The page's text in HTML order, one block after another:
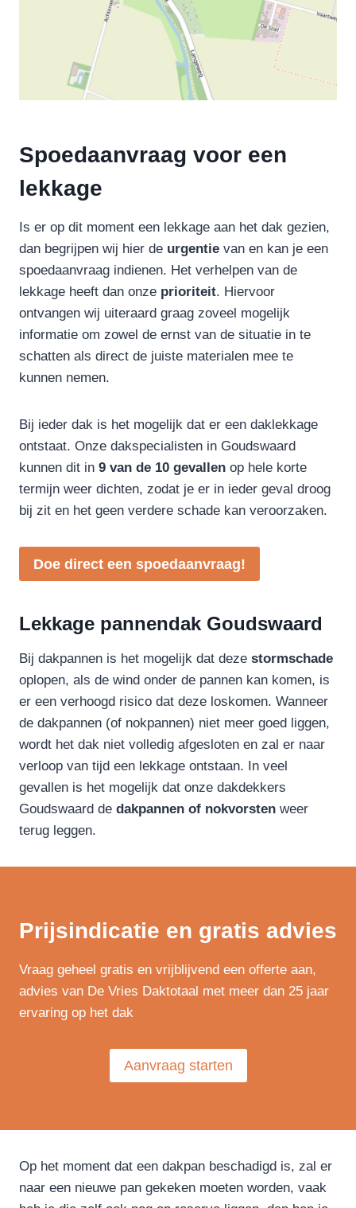
Spoedaanvraag voor een
lekkage
Is er op dit moment een lekkage aan het dak gezien,
dan begrijpen wij hier de urgentie van en kan je een
spoedaanvraag indienen. Het verhelpen van de
lekkage heeft dan onze prioriteit. Hiervoor
ontvangen wij uiteraard graag zoveel mogelijk
informatie om zowel de ernst van de situatie in te
schatten als direct de juiste materialen mee te
kunnen nemen.
Bij ieder dak is het mogelijk dat er een daklekkage
ontstaat. Onze dakspecialisten in Goudswaard
kunnen dit in 9 van de 10 gevallen op hele korte
termijn weer dichten, zodat je er in ieder geval droog
bij zit en het geen verdere schade kan veroorzaken.
Doe direct een spoedaanvraag!
Lekkage pannendak Goudswaard
Bij dakpannen is het mogelijk dat deze stormschade
oplopen, als de wind onder de pannen kan komen, is
er een verhoogd risico dat deze loskomen. Wanneer
de dakpannen (of nokpannen) niet meer goed liggen,
wordt het dak niet volledig afgesloten en zal er naar
verloop van tijd een lekkage ontstaan. In veel
gevallen is het mogelijk dat onze dakdekkers
Goudswaard de dakpannen of nokvorsten weer
terug leggen.
Prijsindicatie en gratis advies
Vraag geheel gratis en vrijblijvend een offerte aan,
advies van De Vries Daktotaal met meer dan 25 jaar
ervaring op het dak
Aanvraag starten
Op het moment dat een dakpan beschadigd is, zal er
naar een nieuwe pan gekeken moeten worden, vaak